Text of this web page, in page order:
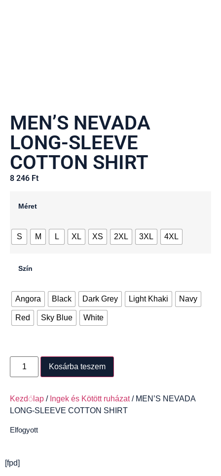
MEN’S NEVADA
LONG-SLEEVE
COTTON SHIRT
8 246 Ft
Méret
S M L XL XS 2XL 3XL 4XL
Szín
Angora Black Dark Grey Light Khaki Navy
Red Sky Blue White
Kosárba teszem
Kezdőlap / Ingek és Kötött ruházat/ MEN’S NEVADA
LONG-SLEEVE COTTON SHIRT
Elfogyott
[fpd]